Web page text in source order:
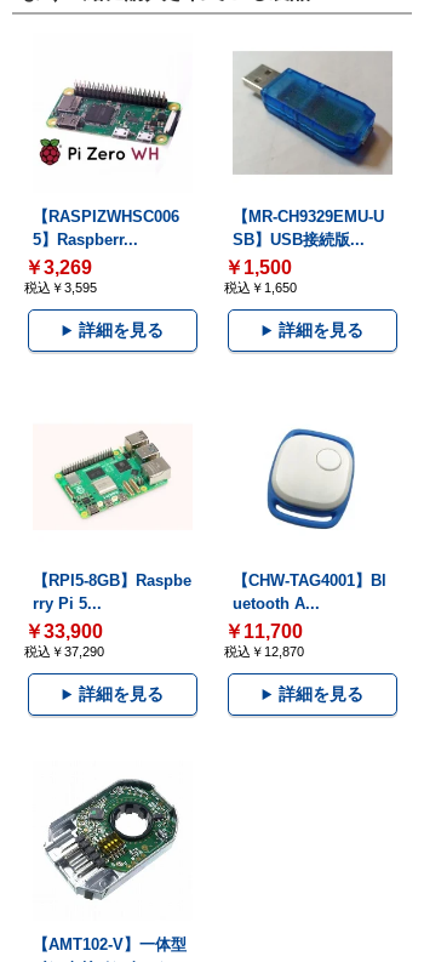
【RASPIZWHSC006
5】Raspberr...
￥3,269
税込￥3,595
詳細を見る
【MR-CH9329EMU-U
SB】USB接続版...
￥1,500
税込￥1,650
詳細を見る
【RPI5-8GB】Raspbe
rry Pi 5...
￥33,900
税込￥37,290
詳細を見る
【CHW-TAG4001】Bl
uetooth A...
￥11,700
税込￥12,870
詳細を見る
【AMT102-V】一体型